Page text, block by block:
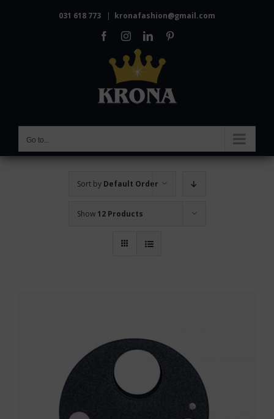
031 618 773 | kronafashion@gmail.com
FacebookInstagramLinkedIn
Go to...
Sort by Default Order
Show 12 Products